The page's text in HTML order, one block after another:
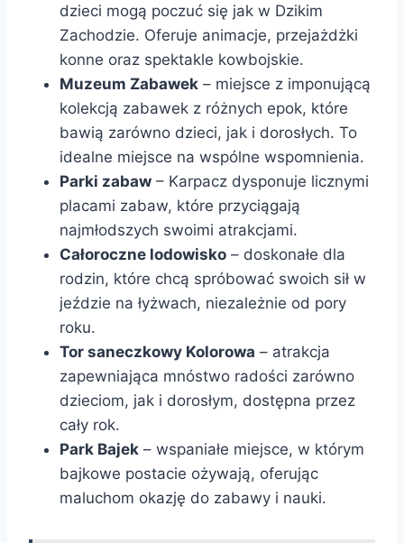
dzieci mogą poczuć się jak w Dzikim
Zachodzie. Oferuje animacje, przejażdżki
konne oraz spektakle kowbojskie.
Muzeum Zabawek – miejsce z imponującą
kolekcją zabawek z różnych epok, które
bawią zarówno dzieci, jak i dorosłych. To
idealne miejsce na wspólne wspomnienia.
Parki zabaw – Karpacz dysponuje licznymi
placami zabaw, które przyciągają
najmłodszych swoimi atrakcjami.
Całoroczne lodowisko – doskonałe dla
rodzin, które chcą spróbować swoich sił w
jeździe na łyżwach, niezależnie od pory
roku.
Tor saneczkowy Kolorowa – atrakcja
zapewniająca mnóstwo radości zarówno
dzieciom, jak i dorosłym, dostępna przez
cały rok.
Park Bajek – wspaniałe miejsce, w którym
bajkowe postacie ożywają, oferując
maluchom okazję do zabawy i nauki.